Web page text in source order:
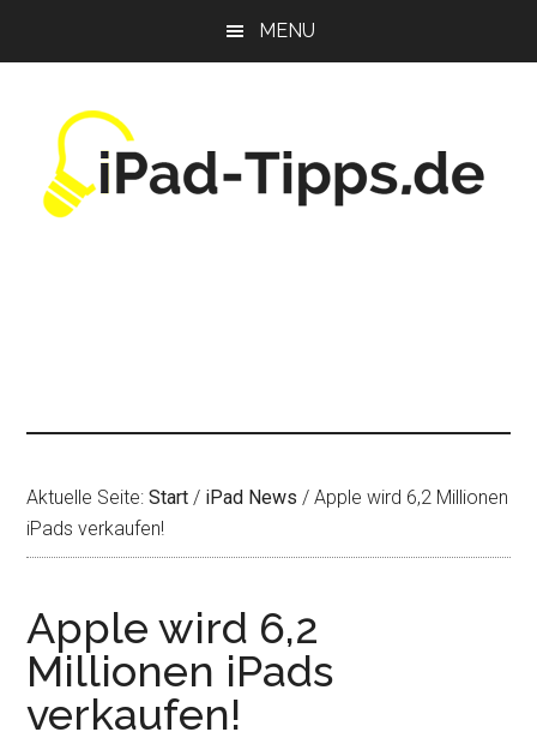
MENU
Aktuelle Seite:Start / iPad News / Apple wird 6,2 Millionen
iPads verkaufen!
Apple wird 6,2
Millionen iPads
verkaufen!